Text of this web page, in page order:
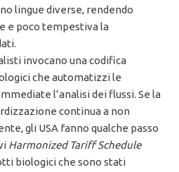
lingue diverse, rendendo
e poco tempestiva la
invocano una codifica
che automatizzi le
l’analisi dei flussi. Se la
continua a non
gli USA fanno qualche passo
Harmonized Tariff Schedule
biologici che sono stati